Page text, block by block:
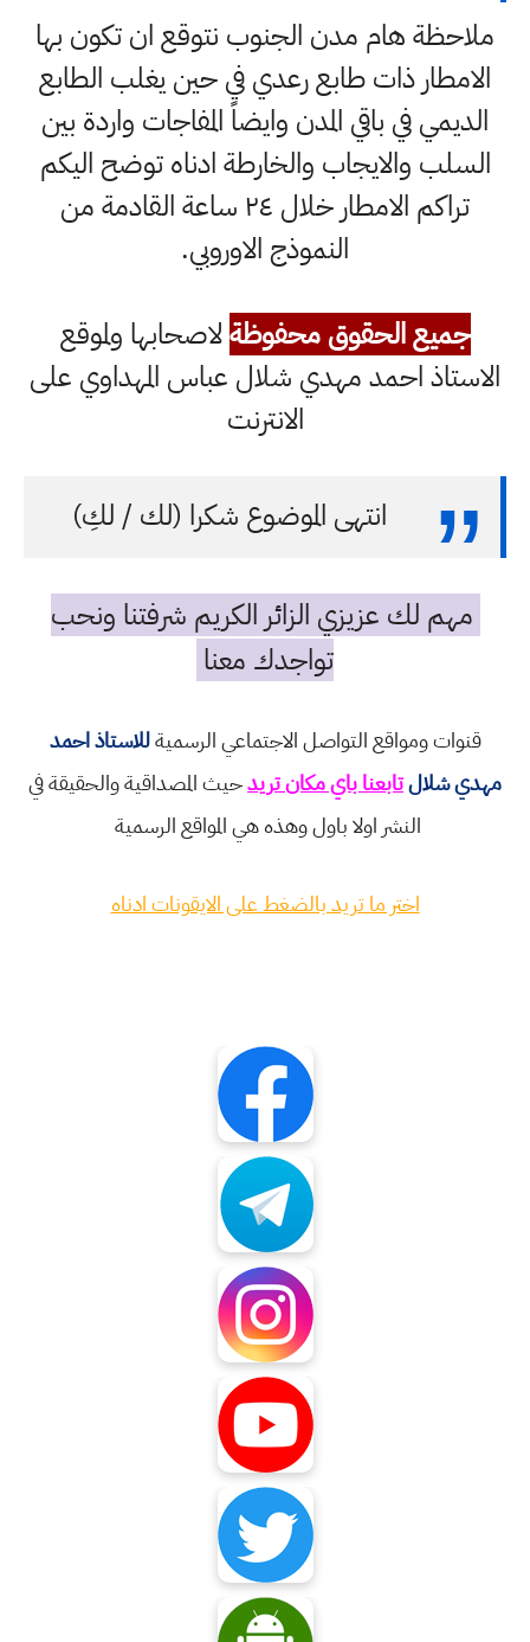
ملاحظة هام مدن الجنوب نتوقع ان تكون بها
الامطار ذات طابع رعدي في حين يغلب الطابع
الديمي في باقي المدن وايضاً المفاجات واردة بين
السلب والايجاب والخارطة ادناه توضح اليكم
تراكم الامطار خلال ٢٤ ساعة القادمة من
النموذج الاوروبي.
جميع الحقوق محفوظةلاصحابها ولموقع
الاستاذ احمد مهدي شلال عباس المهداوي على
الانترنت
انتهى الموضوع شكرا (لك / لكِ)
مهم لك عزيزي الزائر الكريم شرفتنا ونحب
تواجدك معنا
قنوات ومواقع التواصل الاجتماعي الرسميةللاستاذ احمد
مهدي شلالتابعنا باي مكان تريدحيث المصداقية والحقيقة في
النشر اولا باول وهذه هي المواقع الرسمية
اختر ما تريد بالضغط على الايقونات ادناه